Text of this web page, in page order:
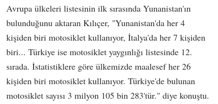
Avrupa ülkeleri listesinin ilk sırasında Yunanistan'ın
bulunduğunu aktaran Kılıçer, "Yunanistan'da her 4
kişiden biri motosiklet kullanıyor, İtalya'da her 7 kişiden
biri... Türkiye ise motosiklet yaygınlığı listesinde 12.
sırada. İstatistiklere göre ülkemizde maalesef her 26
kişiden biri motosiklet kullanıyor. Türkiye'de bulunan
motosiklet sayısı 3 milyon 105 bin 283'tür." diye konuştu.